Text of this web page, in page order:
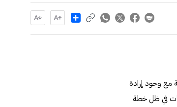
Share
مع وجود إرادة
في ظل خطة